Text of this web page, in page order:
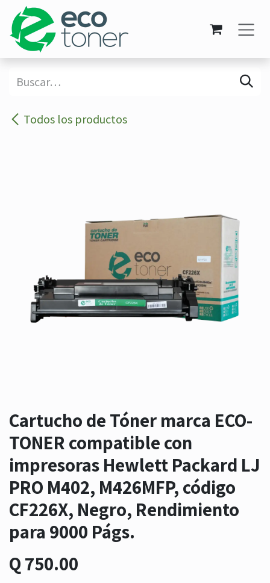
Ir al contenido
Todos los productos
Cartucho de Tóner marca ECO-
TONER compatible con
impresoras Hewlett Packard LJ
PRO M402, M426MFP, código
CF226X, Negro, Rendimiento
para 9000 Págs.
Q750.00